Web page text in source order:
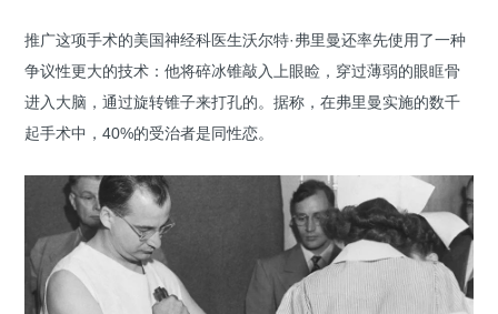
推广这项手术的美国神经科医生沃尔特·弗里曼还率先使用了一种
争议性更大的技术：他将碎冰锥敲入上眼睑，穿过薄弱的眼眶骨
进入大脑，通过旋转锥子来打孔的。据称，在弗里曼实施的数千
起手术中，40%的受治者是同性恋。